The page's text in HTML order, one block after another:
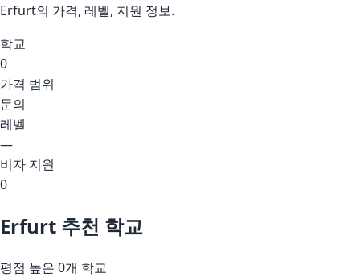
Erfurt의 가격, 레벨, 지원 정보.
학교
0
가격 범위
문의
레벨
—
비자 지원
0
Erfurt 추천 학교
평점 높은 0개 학교